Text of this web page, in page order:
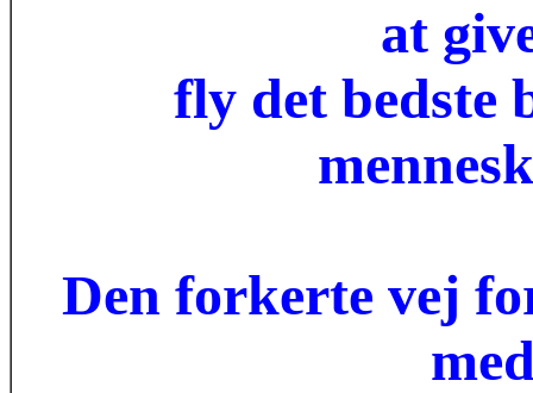
at
fly det bedste
Den forkerte vej